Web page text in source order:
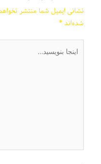
نشانی ایمیل شما منتشر
شده‌اند*
بنویسید…